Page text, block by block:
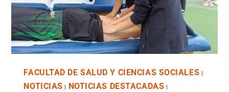
FACULTAD DE SALUD Y CIENCIAS SOCIALES |
NOTICIAS | NOTICIAS DESTACADAS |